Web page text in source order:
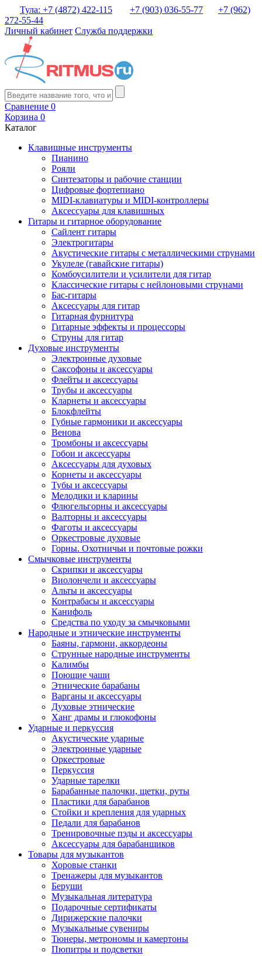
Тула: +7 (4872) 422-115 +7 (903) 036-55-77
+7 (962)
272-55-44
Личный кабинет Служба поддержки
Сравнение 0
Корзина 0
Каталог
Клавишные инструменты
Пианино
Рояли
Синтезаторы и рабочие станции
Цифровые фортепиано
MIDI-клавиатуры и MIDI-контроллеры
Аксессуары для клавишных
Гитары и гитарное оборудование
Сайлент гитары
Электрогитары
Акустические гитары с металлическими струнами
Укулеле (гавайские гитары)
Комбоусилители и усилители для гитар
Классические гитары с нейлоновыми струнами
Бас-гитары
Аксессуары для гитар
Гитарная фурнитура
Гитарные эффекты и процессоры
Струны для гитар
Духовые инструменты
Электронные духовые
Саксофоны и аксессуары
Флейты и аксессуары
Трубы и аксессуары
Кларнеты и аксессуары
Блокфлейты
Губные гармоники и аксессуары
Венова
Тромбоны и аксессуары
Гобои и аксессуары
Аксессуары для духовых
Корнеты и аксессуары
Тубы и аксессуары
Мелодики и кларины
Флюгельгорны и аксессуары
Валторны и аксессуары
Фаготы и аксессуары
Оркестровые духовые
Горны. Охотничьи и почтовые рожки
Смычковые инструменты
Скрипки и аксессуары
Виолончели и аксессуары
Альты и аксессуары
Контрабасы и аксессуары
Канифоль
Средства по уходу за смычковыми
Народные и этнические инструменты
Баяны, гармони, аккордеоны
Струнные народные инструменты
Калимбы
Поющие чаши
Этнические барабаны
Варганы и аксессуары
Духовые этнические
Ханг драмы и глюкофоны
Ударные и перкуссия
Акустические ударные
Электронные ударные
Оркестровые
Перкуссия
Ударные тарелки
Барабанные палочки, щетки, руты
Пластики для барабанов
Стойки и крепления для ударных
Педали для барабанов
Тренировочные пэды и аксессуары
Аксессуары для барабанщиков
Товары для музыкантов
Хоровые станки
Тренажеры для музыкантов
Беруши
Музыкальная литература
Подарочные сертификаты
Дирижерские палочки
Музыкальные сувениры
Тюнеры, метрономы и камертоны
Пюпитры и подсветки